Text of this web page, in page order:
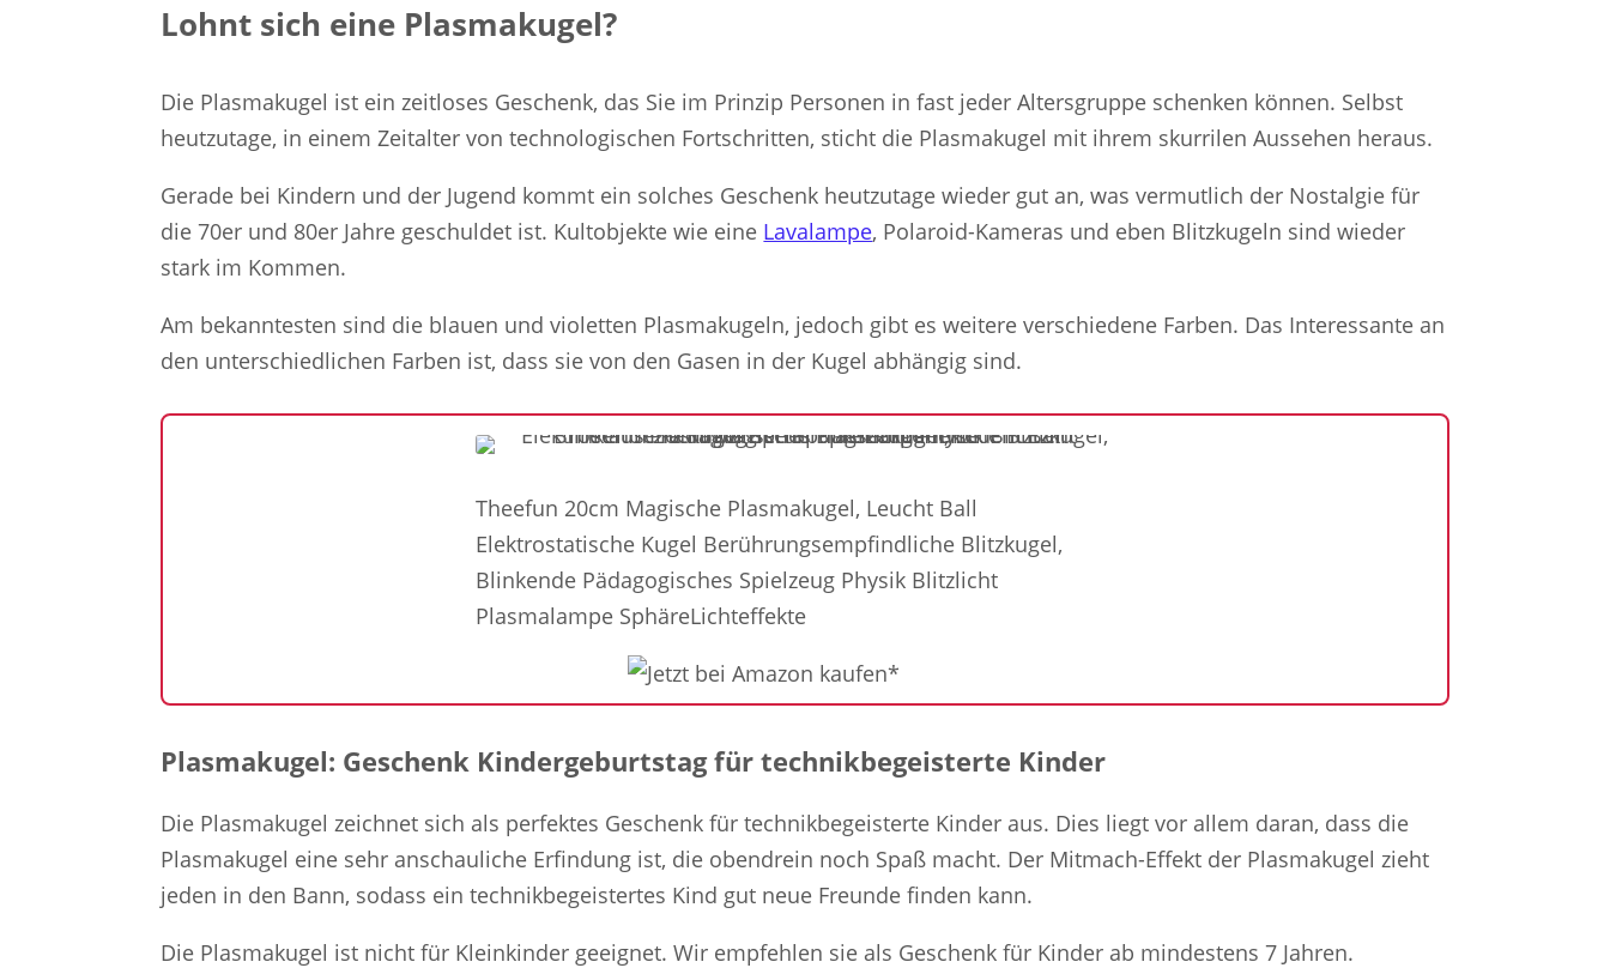
Lohnt sich eine Plasmakugel?
Die Plasmakugel ist ein zeitloses Geschenk, das Sie im Prinzip Personen in fast jeder Altersgruppe schenken können. Selbst
heutzutage, in einem Zeitalter von technologischen Fortschritten, sticht die Plasmakugel mit ihrem skurrilen Aussehen heraus.
Gerade bei Kindern und der Jugend kommt ein solches Geschenk heutzutage wieder gut an, was vermutlich der Nostalgie für
die 70er und 80er Jahre geschuldet ist. Kultobjekte wie eine Lavalampe, Polaroid-Kameras und eben Blitzkugeln sind wieder
stark im Kommen.
Am bekanntesten sind die blauen und violetten Plasmakugeln, jedoch gibt es weitere verschiedene Farben. Das Interessante an
den unterschiedlichen Farben ist, dass sie von den Gasen in der Kugel abhängig sind.
Theefun 20cm Magische Plasmakugel, Leucht Ball
Elektrostatische Kugel Berührungsempfindliche Blitzkugel,
Blinkende Pädagogisches Spielzeug Physik Blitzlicht
Plasmalampe SphäreLichteffekte
Plasmakugel: Geschenk Kindergeburtstag für technikbegeisterte Kinder
Die Plasmakugel zeichnet sich als perfektes Geschenk für technikbegeisterte Kinder aus. Dies liegt vor allem daran, dass die
Plasmakugel eine sehr anschauliche Erfindung ist, die obendrein noch Spaß macht. Der Mitmach-Effekt der Plasmakugel zieht
jeden in den Bann, sodass ein technikbegeistertes Kind gut neue Freunde finden kann.
Die Plasmakugel ist nicht für Kleinkinder geeignet. Wir empfehlen sie als Geschenk für Kinder ab mindestens 7 Jahren.